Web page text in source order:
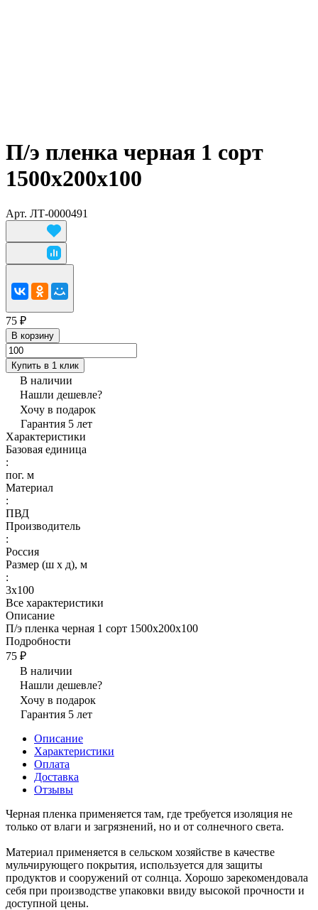
П/э пленка черная 1 сорт
1500х200х100
Арт. ЛТ-0000491
75 ₽
В корзину
Купить в 1 клик
В наличии
Нашли дешевле?
Хочу в подарок
Гарантия 5 лет
Характеристики
Базовая единица
:
пог. м
Материал
:
ПВД
Производитель
:
Россия
Размер (ш х д), м
:
3х100
Все характеристики
Описание
П/э пленка черная 1 сорт 1500х200х100
Подробности
75 ₽
В наличии
Нашли дешевле?
Хочу в подарок
Гарантия 5 лет
Описание
Характеристики
Оплата
Доставка
Отзывы
Черная пленка применяется там, где требуется изоляция не
только от влаги и загрязнений, но и от солнечного света.
Материал применяется в сельском хозяйстве в качестве
мульчирующего покрытия, используется для защиты
продуктов и сооружений от солнца. Хорошо зарекомендовала
себя при производстве упаковки ввиду высокой прочности и
доступной цены.